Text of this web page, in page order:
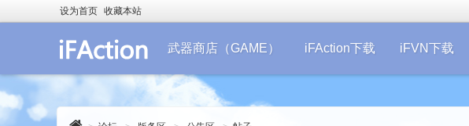
设为首页 收藏本站
武器商店（GAME） iFAction下载 iFVN下载